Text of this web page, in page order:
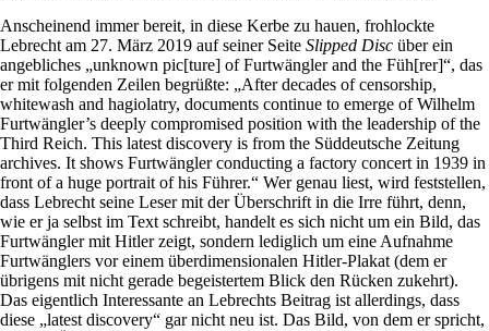
Anscheinend immer bereit, in diese Kerbe zu hauen, frohlockte
Lebrecht am 27. März 2019 auf seiner Seite Slipped Disc über ein
angebliches „unknown pic[ture] of Furtwängler and the Füh[rer]“, das
er mit folgenden Zeilen begrüßte: „After decades of censorship,
whitewash and hagiolatry, documents continue to emerge of Wilhelm
Furtwängler’s deeply compromised position with the leadership of the
Third Reich. This latest discovery is from the Süddeutsche Zeitung
archives. It shows Furtwängler conducting a factory concert in 1939 in
front of a huge portrait of his Führer.“ Wer genau liest, wird feststellen,
dass Lebrecht seine Leser mit der Überschrift in die Irre führt, denn,
wie er ja selbst im Text schreibt, handelt es sich nicht um ein Bild, das
Furtwängler mit Hitler zeigt, sondern lediglich um eine Aufnahme
Furtwänglers vor einem überdimensionalen Hitler-Plakat (dem er
übrigens mit nicht gerade begeistertem Blick den Rücken zukehrt).
Das eigentlich Interessante an Lebrechts Beitrag ist allerdings, dass
diese „latest discovery“ gar nicht neu ist. Das Bild, von dem er spricht,